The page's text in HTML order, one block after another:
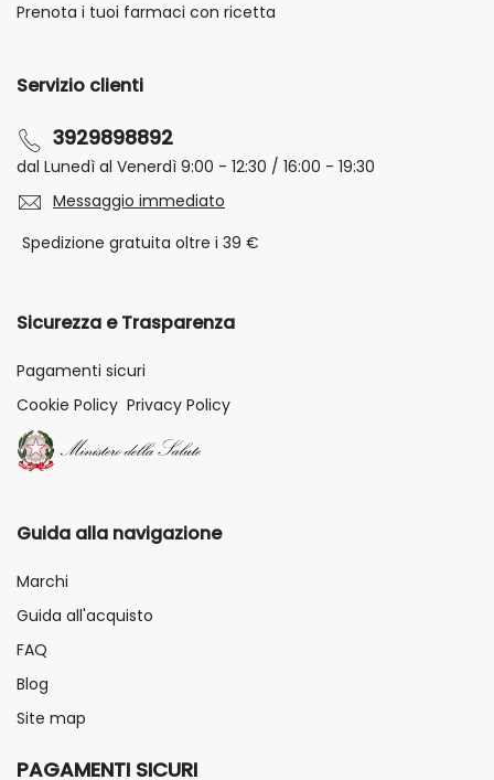
Prenota i tuoi farmaci con ricetta
Servizio clienti
3929898892
dal Lunedì al Venerdì 9:00 - 12:30 / 16:00 - 19:30
Messaggio immediato
Spedizione gratuita oltre i 39 €
Sicurezza e Trasparenza
Pagamenti sicuri
Cookie Policy Privacy Policy
Guida alla navigazione
Marchi
Guida all'acquisto
FAQ
Blog
Site map
PAGAMENTI SICURI